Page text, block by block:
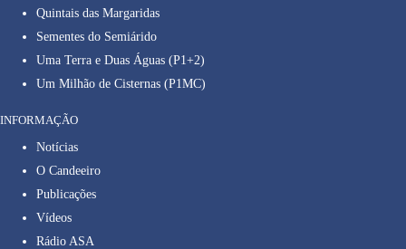
Quintais das Margaridas
Sementes do Semiárido
Uma Terra e Duas Águas (P1+2)
Um Milhão de Cisternas (P1MC)
INFORMAÇÃO
Notícias
O Candeeiro
Publicações
Vídeos
Rádio ASA